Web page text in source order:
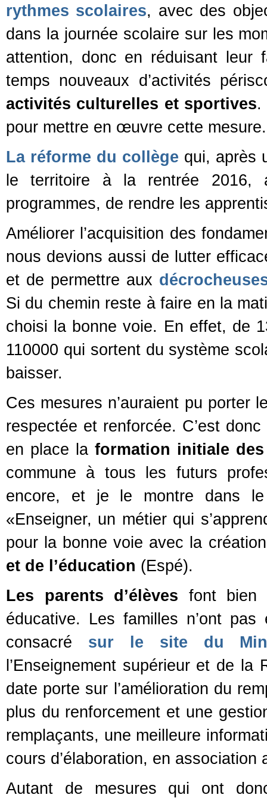
rythmes scolaires, avec des
dans la journée scolaire sur les
attention, donc en réduisant leur
temps nouveaux d’activités
activités culturelles et sportives.
pour mettre en œuvre cette mesure.
La réforme du collège qui, après
le territoire à la rentrée 2016,
programmes, de rendre les
Améliorer l’acquisition des
nous devions aussi de lutter
et de permettre aux
Si du chemin reste à faire en la
choisi la bonne voie. En effet, de
110000 qui sortent du système
baisser.
Ces mesures n’auraient pu porter
respectée et renforcée. C’est
en place laformation initiale
commune à tous les futurs
encore, et je le montre dans
«Enseigner, un métier qui
pour la bonne voie avec la
et de l’éducation (Espé).
Les parents d’élèves font bien
éducative. Les familles n’ont
consacré sur le site du
l’Enseignement supérieur et de
date porte sur l’amélioration du
plus du renforcement et une
remplaçants, une meilleure
cours d’élaboration, en
Autant de mesures qui ont